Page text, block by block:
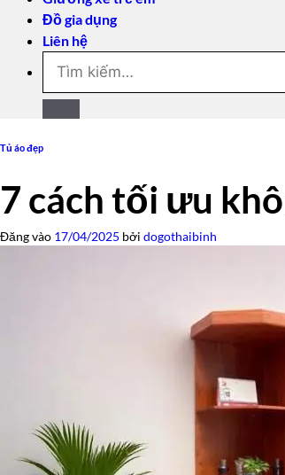
Đồ gia dụng
Liên hệ
kiếm:
Tủ áo đẹp
7 cách tối ưu
Đăng vào 17/04/2025 bởi dogothaibinh